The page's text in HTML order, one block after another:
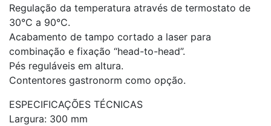
Regulação da temperatura através de termostato de
30°C a 90°C.
Acabamento de tampo cortado a laser para
combinação e fixação “head-to-head”.
Pés reguláveis em altura.
Contentores gastronorm como opção.
ESPECIFICAÇÕES TÉCNICAS
Largura: 300 mm